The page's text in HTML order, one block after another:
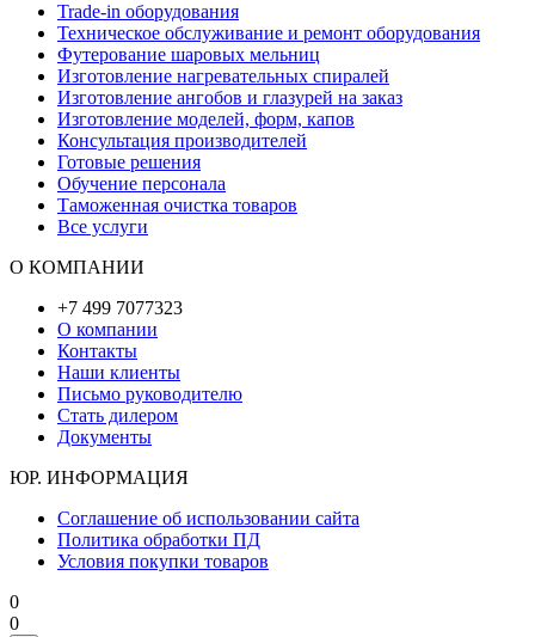
Trade-in оборудования
Техническое обслуживание и ремонт оборудования
Футерование шаровых мельниц
Изготовление нагревательных спиралей
Изготовление ангобов и глазурей на заказ
Изготовление моделей, форм, капов
Консультация производителей
Готовые решения
Обучение персонала
Таможенная очистка товаров
Все услуги
О КОМПАНИИ
+7 499 7077323
О компании
Контакты
Наши клиенты
Письмо руководителю
Стать дилером
Документы
ЮР. ИНФОРМАЦИЯ
Соглашение об использовании сайта
Политика обработки ПД
Условия покупки товаров
0
0